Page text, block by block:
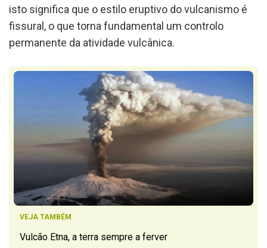
isto significa que o estilo eruptivo do vulcanismo é
fissural, o que torna fundamental um controlo
permanente da atividade vulcânica.
VEJA TAMBÉM
Vulcão Etna, a terra sempre a ferver